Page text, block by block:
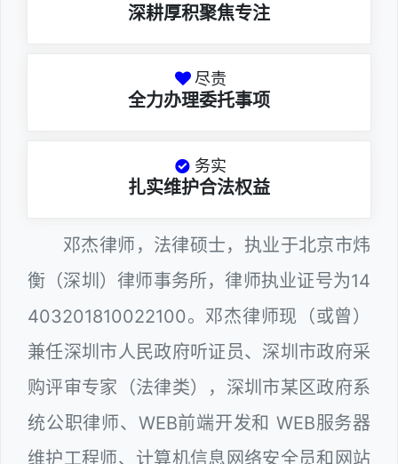
深耕厚积聚焦专注
尽责
全力办理委托事项
务实
扎实维护合法权益
邓杰律师，法律硕士，执业于北京市炜
衡（深圳）律师事务所，律师执业证号为14
403201810022100。邓杰律师现（或曾）
兼任深圳市人民政府听证员、深圳市政府采
购评审专家（法律类），深圳市某区政府系
统公职律师、WEB前端开发和 WEB服务器
维护工程师、计算机信息网络安全员和网站